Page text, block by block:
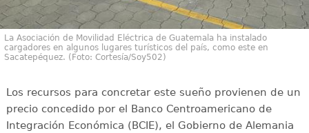
La Asociación de Movilidad Eléctrica de Guatemala ha instalado
cargadores en algunos lugares turísticos del país, como este en
Sacatepéquez. (Foto: Cortesía/Soy502)
Los recursos para concretar este sueño provienen de un
precio concedido por el Banco Centroamericano de
Integración Económica (BCIE), el Gobierno de Alemania